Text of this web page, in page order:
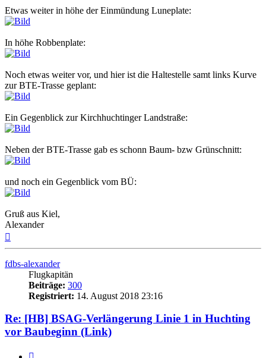
Etwas weiter in höhe der Einmündung Luneplate:
In höhe Robbenplate:
Noch etwas weiter vor, und hier ist die Haltestelle samt links Kurve
zur BTE-Trasse geplant:
Ein Gegenblick zur Kirchhuchtinger Landstraße:
Neben der BTE-Trasse gab es schonn Baum- bzw Grünschnitt:
und noch ein Gegenblick vom BÜ:
Gruß aus Kiel,
Alexander
fdbs-alexander
Flugkapitän
Beiträge: 300
Registriert: 14. August 2018 23:16
Re: [HB] BSAG-Verlängerung Linie 1 in Huchting
vor Baubeginn (Link)